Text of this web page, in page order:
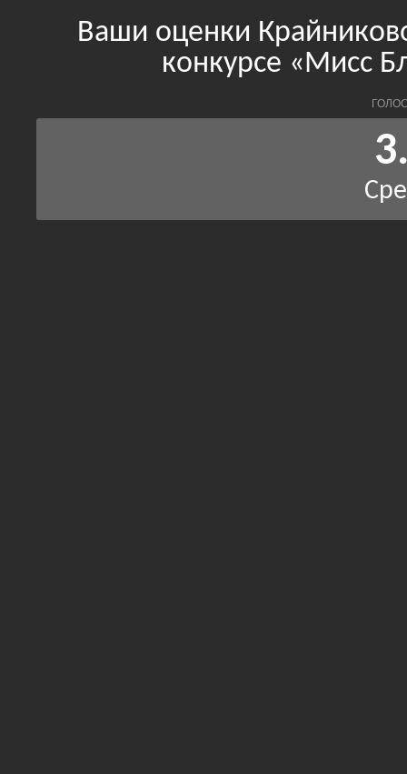
Ваши оценки
конкурсе «Мисс